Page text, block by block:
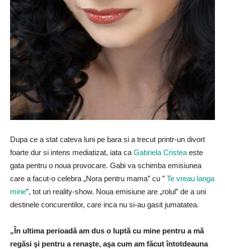
Dupa ce a stat cateva luni pe bara si a trecut printr-un divort
foarte dur si intens mediatizat, iata ca Gabriela Cristea este
gata pentru o noua provocare. Gabi va schimba emisiunea
care a facut-o celebra „Nora pentru mama” cu ” Te vreau langa
mine”, tot un reality-show. Noua emisiune are „rolul” de a uni
destinele concurentilor, care inca nu si-au gasit jumatatea.
„În ultima perioadă am dus o luptă cu mine pentru a mă
regăsi şi pentru a renaşte, aşa cum am făcut întotdeauna